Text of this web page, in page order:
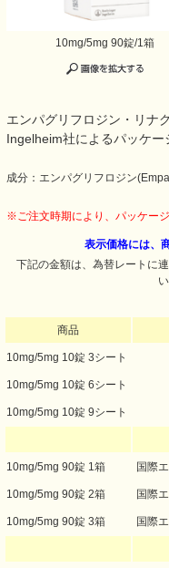
10mg/5mg 90錠/1箱
エンパグリフロジン・リナ
Ingelheim社によるパッケー
成分：エンパグリフロジン
※ご注文時期により、パッケー
表示価格には、
下記の金額は、為替レートに
商品
10mg/5mg 10錠 3シート
10mg/5mg 10錠 6シート
10mg/5mg 10錠 9シート
10mg/5mg 90錠 1箱 国際
10mg/5mg 90錠 2箱 国際
10mg/5mg 90錠 3箱 国際